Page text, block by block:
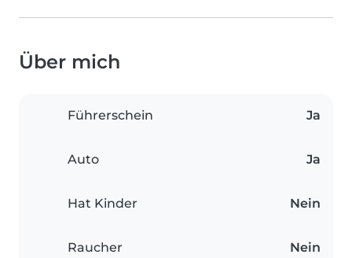
Über mich
Führerschein Ja
Auto Ja
Hat Kinder Nein
Raucher Nein